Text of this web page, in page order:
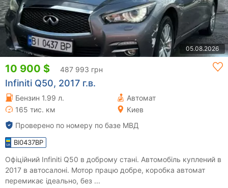
05.08.2026
10 900 $ 487 993 грн
Infiniti Q50, 2017 г.в.
Бензин 1.99 л.
Автомат
165 тис. км
Киев
Проверено по номеру по базе МВД
BI0437BP
Офіційний Infiniti Q50 в доброму стані. Автомобіль куплений в
2017 в автосалоні. Мотор працю добре, коробка автомат
перемикає ідеально, без ...